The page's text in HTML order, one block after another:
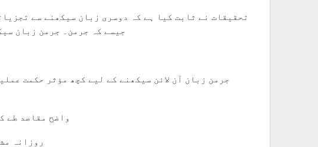
تحقیقات نے ثابت کیا ہے کہ دوسری زبان سیکھنے سے
جیسے کہ جرمن۔ جرمن زبان
جرمن زبان آن لائن سیکھنے کے لیے کچھ مؤثر حکمت
1- واضح مقاصد
2-